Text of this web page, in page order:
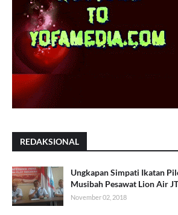
REDAKSIONAL
Ungkapan Simpati Ikatan
Musibah Pesawat Lion Air
November 02, 2018